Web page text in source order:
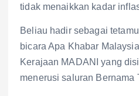
tidak menaikkan kadar
Beliau hadir sebagai
bicara Apa Khabar
Kerajaan MADANI yang
menerusi saluran Bernama